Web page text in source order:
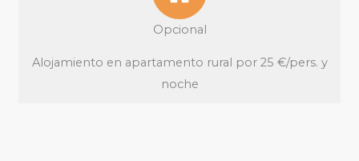
Opcional
Alojamiento en apartamento rural por 25 €/pers. y
noche